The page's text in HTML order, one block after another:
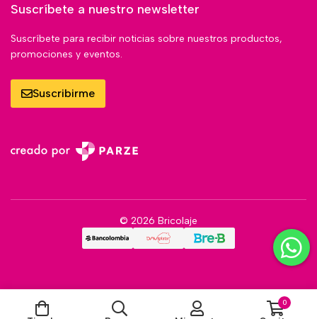
Suscríbete a nuestro newsletter
Suscríbete para recibir noticias sobre nuestros productos,
promociones y eventos.
Suscribirme
© 2026 Bricolaje
0